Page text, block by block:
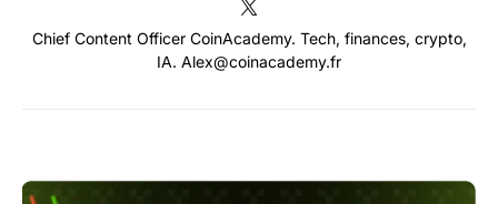
Chief Content Officer CoinAcademy. Tech, finances, crypto,
IA. Alex@coinacademy.fr